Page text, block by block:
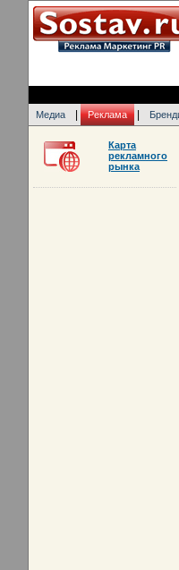
Медиа Реклама
Карта
рекламного
рынка